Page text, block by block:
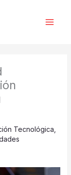
Tecnológica